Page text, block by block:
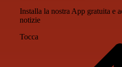
Installa la nostra App gratuita e
notizie
Tocca